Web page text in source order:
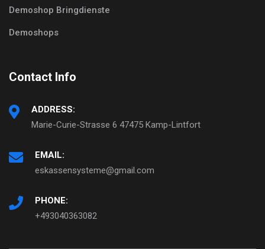
Demoshop Bringdienste
Demoshops
Contact Info
ADDRESS:
Marie-Curie-Strasse 6 47475 Kamp-Lintfort
EMAIL:
eskassensysteme@gmail.com
PHONE:
+493040363082